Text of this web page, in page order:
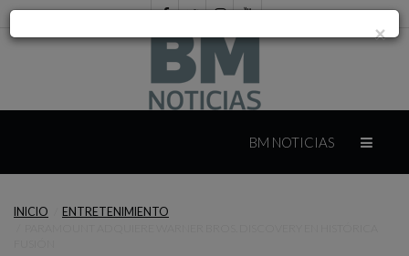
BM NOTICIAS
INICIO
ENTRETENIMIENTO
×